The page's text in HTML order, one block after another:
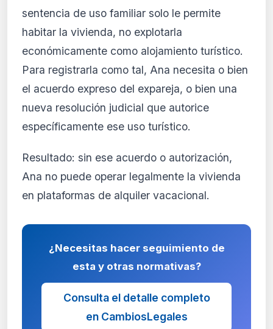
sentencia de uso familiar solo le permite
habitar la vivienda, no explotarla
económicamente como alojamiento turístico.
Para registrarla como tal, Ana necesita o bien
el acuerdo expreso del expareja, o bien una
nueva resolución judicial que autorice
específicamente ese uso turístico.
Resultado: sin ese acuerdo o autorización,
Ana no puede operar legalmente la vivienda
en plataformas de alquiler vacacional.
¿Necesitas hacer seguimiento de
esta y otras normativas?
Consulta el detalle completo
en CambiosLegales